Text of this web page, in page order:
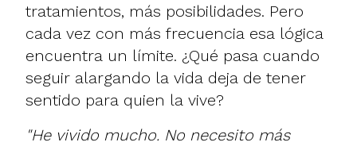
tratamientos, más posibilidades. Pero
cada vez con más frecuencia esa lógica
encuentra un límite. ¿Qué pasa cuando
seguir alargando la vida deja de tener
sentido para quien la vive?
"He vivido mucho. No necesito más